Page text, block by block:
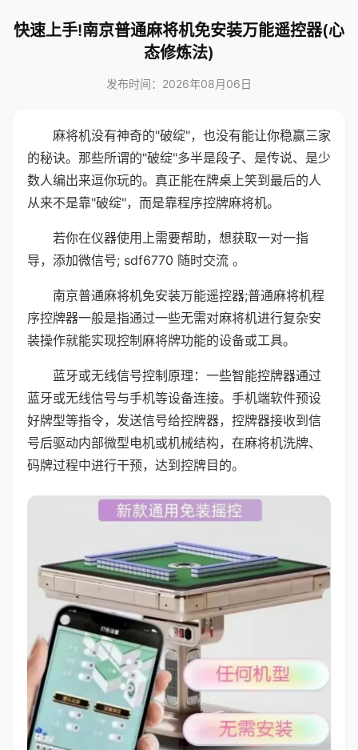
快速上手!南京普通麻将机免安装万能遥控器(心
态修炼法)
发布时间：2026年08月06日
麻将机没有神奇的"破绽"，也没有能让你稳赢三家
的秘诀。那些所谓的"破绽"多半是段子、是传说、是少
数人编出来逗你玩的。真正能在牌桌上笑到最后的人
从来不是靠"破绽"，而是靠程序控牌麻将机。
若你在仪器使用上需要帮助，想获取一对一指
导，添加微信号; sdf6770 随时交流 。
南京普通麻将机免安装万能遥控器;普通麻将机程
序控牌器一般是指通过一些无需对麻将机进行复杂安
装操作就能实现控制麻将牌功能的设备或工具。
蓝牙或无线信号控制原理：一些智能控牌器通过
蓝牙或无线信号与手机等设备连接。手机端软件预设
好牌型等指令，发送信号给控牌器，控牌器接收到信
号后驱动内部微型电机或机械结构，在麻将机洗牌、
码牌过程中进行干预，达到控牌目的。